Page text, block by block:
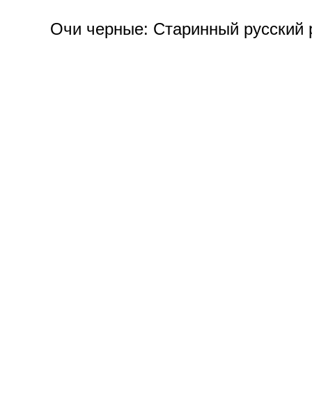
Очи черные: Старинный